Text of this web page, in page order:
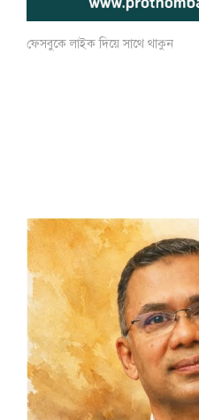
ফেসবুকে লাইক দিয়ে সাথে থাকুন